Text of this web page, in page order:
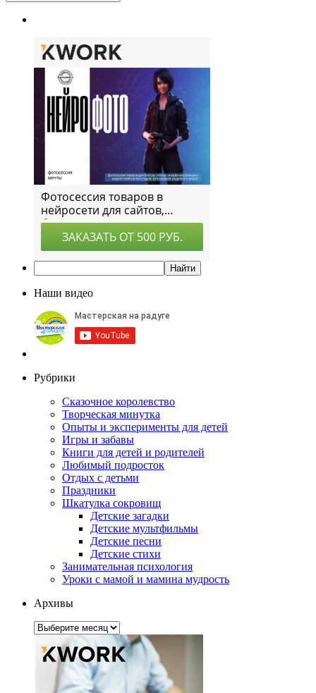
Наши видео
Рубрики
Сказочное королевство
Творческая минутка
Опыты и эксперименты для детей
Игры и забавы
Книги для детей и родителей
Любимый подросток
Отдых с детьми
Праздники
Шкатулка сокровищ
Детские загадки
Детские мультфильмы
Детские песни
Детские стихи
Занимательная психология
Уроки с мамой и мамина мудрость
Архивы
Архивы